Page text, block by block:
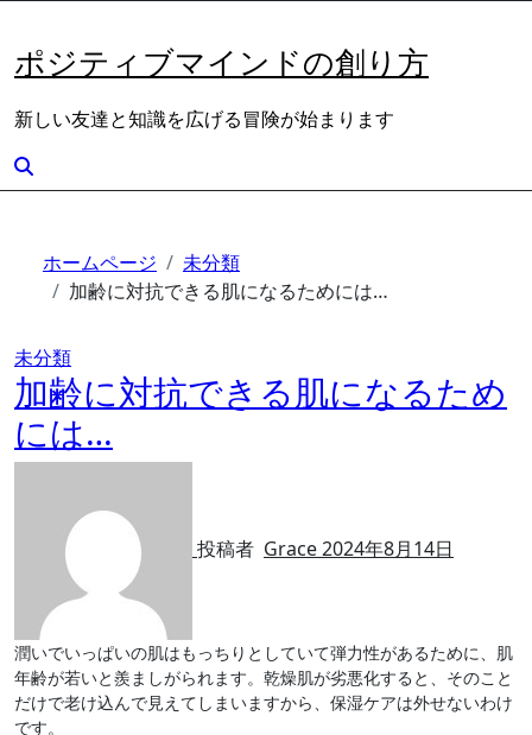
を
キ
ッ
プ
ポジティブマインドの創り方
新しい友達と知識を広げる冒険が始まります
ホームページ
未分類
加齢に対抗できる肌になるためには…
未分類
加齢に対抗できる肌になるため
には…
投稿者 Grace2024年8月14日
潤いでいっぱいの肌はもっちりとしていて弾力性があるために、肌
年齢が若いと羨ましがられます。乾燥肌が劣悪化すると、そのこと
だけで老け込んで見えてしまいますから、保湿ケアは外せないわけ
です。